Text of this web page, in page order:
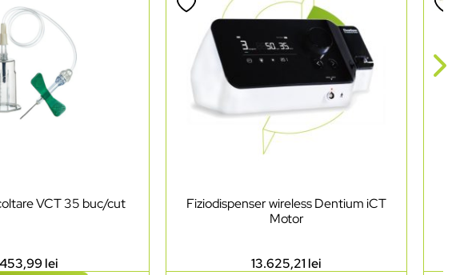
VCT 35 buc/cut
453,99lei
Fiziodispenser wireless Dentium iCT
Motor
13.625,21 lei